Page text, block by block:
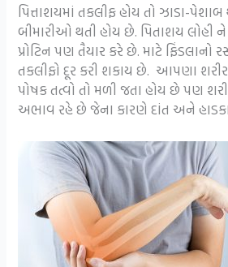
પિત્તાશયમાં તકલીફ હોય તો ઝાડા-
બીમારીઓ થતી હોય છે. પિતાશય લોહી
પ્રોટિન પણ તૈયાર કરે છે. માટે ફિંડલાનો
તકલીફો દૂર કરી શકાય છે. આપણા
પોષક તત્વો તો મળી જતા હોય છે પણ
અભાવ રહે છે જેના કારણે દાંત અને